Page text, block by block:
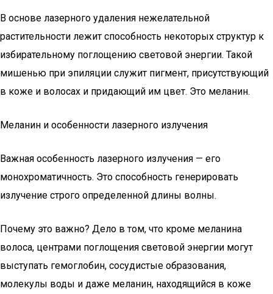
В основе лазерного удаления нежелательной
растительности лежит способность некоторых структур к
избирательному поглощению световой энергии. Такой
мишенью при эпиляции служит пигмент, присутствующий
в коже и волосах и придающий им цвет. Это меланин.
Меланин и особенности лазерного излучения
Важная особенность лазерного излучения — его
монохроматичность. Это способность генерировать
излучение строго определенной длины волны.
Почему это важно? Дело в том, что кроме меланина
волоса, центрами поглощения световой энергии могут
выступать гемоглобин, сосудистые образования,
молекулы воды и даже меланин, находящийся в коже